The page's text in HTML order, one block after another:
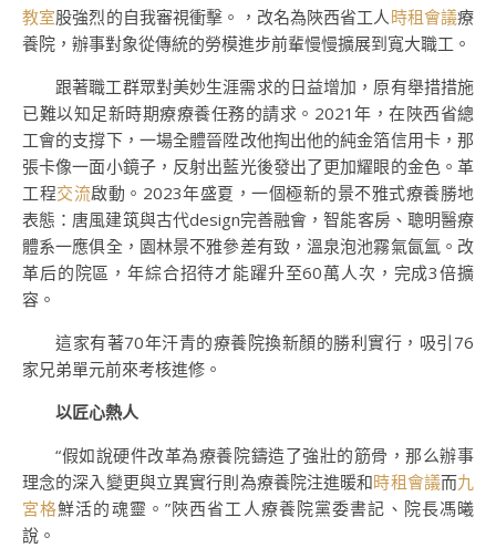
教室股強烈的自我審視衝擊。，改名為陜西省工人時租會議療
養院，辦事對象從傳統的勞模進步前輩慢慢擴展到寬大職工。
跟著職工群眾對美妙生涯需求的日益增加，原有舉措措施
已難以知足新時期療療養任務的請求。2021年，在陜西省總
工會的支撐下，一場全體晉陞改他掏出他的純金箔信用卡，那
張卡像一面小鏡子，反射出藍光後發出了更加耀眼的金色。革
工程交流啟動。2023年盛夏，一個極新的景不雅式療養勝地
表態：唐風建筑與古代design完善融會，智能客房、聰明醫療
體系一應俱全，園林景不雅參差有致，溫泉泡池霧氣氤氳。改
革后的院區，年綜合招待才能躍升至60萬人次，完成3倍擴
容。
這家有著70年汗青的療養院換新顏的勝利實行，吸引76
家兄弟單元前來考核進修。
以匠心熱人
“假如說硬件改革為療養院鑄造了強壯的筋骨，那么辦事
理念的深入變更與立異實行則為療養院注進暖和時租會議而九
宮格鮮活的魂靈。”陜西省工人療養院黨委書記、院長馮曦
說。